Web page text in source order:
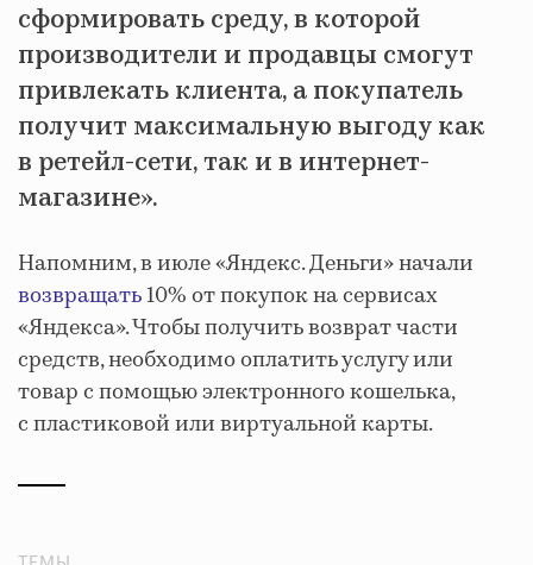
сформировать среду, в которой
производители и продавцы смогут
привлекать клиента, а покупатель
получит максимальную выгоду как
в ретейл-сети, так и в интернет-
магазине».
Напомним, в июле «Яндекс. Деньги» начали
возвращать10% от покупок на сервисах
«Яндекса». Чтобы получить возврат части
средств, необходимо оплатить услугу или
товар с помощью электронного кошелька,
с пластиковой или виртуальной карты.